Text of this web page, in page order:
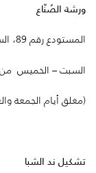
ورشة الصُنّاع
المستودع رقم 89، السركال أفنيو
السبت – الخميس من 10 صباحاً إلى 7 مساءً
(مغلق أيام الجمعة
تشكيل ند الشبا